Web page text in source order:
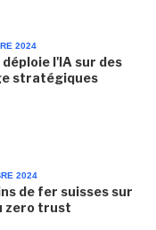
2024
l'IA sur des
stratégiques
2024
de fer suisses sur
zero trust